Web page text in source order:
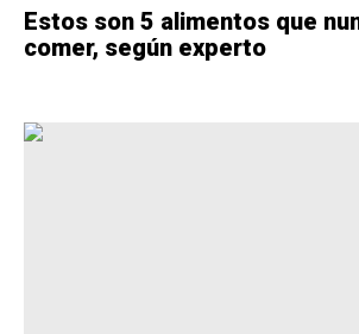
Estos son 5 alimentos que
comer, según experto